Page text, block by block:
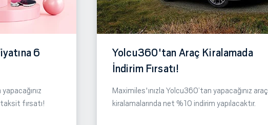
6
fırsatı!
Yolcu360'tan Araç Kiralamada
İndirim Fırsatı!
Maximiles'ınızla Yolcu360’tan yapacağınız araç
kiralamalarında net %10 indirim yapılacaktır.